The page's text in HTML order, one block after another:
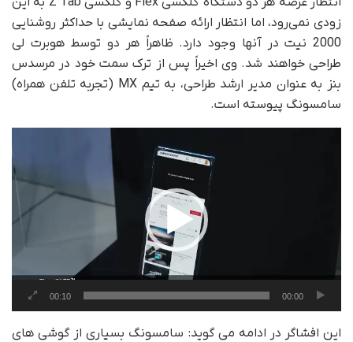
زودی نمی‌رود، اما انتظار ارائه صفحه نمایشی با حداکثر روشنایی
2000 نیت در آنها وجود دارد. ظاهراً هر دو توسط هوبرت لی
طراحی خواهند شد. وی اخیراً پس از ترک سمت خود در مرسدس
بنز به عنوان مدیر ارشد طراحی، به تیم MX (تجربه تلفن همراه)
سامسونگ پیوسته است.
00:00
00:10
این افشاگر در ادامه می گوید: سامسونگ بسیاری از گوشی های